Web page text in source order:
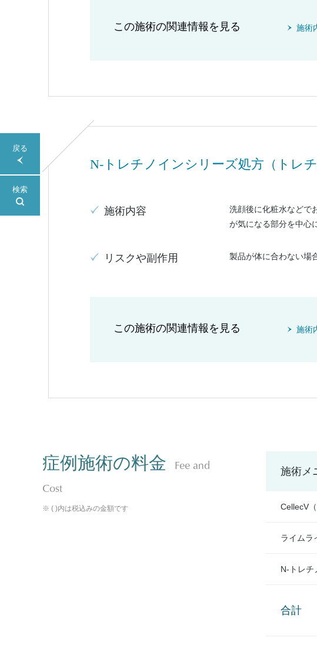
戻る
検索
この施術の関連情報を見る 施術
N-トレチノインシリーズ処方（トレ
施術内容
洗顔後に化粧水などで
が気になる部分を中心
リスクや副作用 製品が体に合わない場
この施術の関連情報を見る 施術
症例施術の料金
Fee and
Cost
※ ( )内は税込みの金額です
施術メ
CellecV
ライムラ
N-トレチ
合計